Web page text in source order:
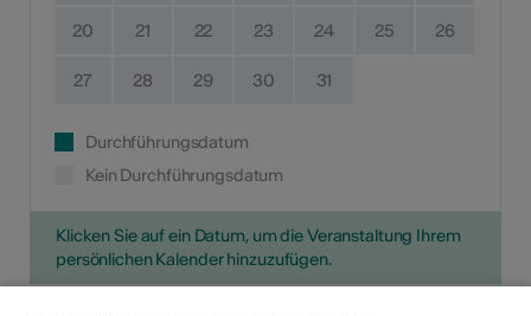
20 21 22 23 24 25 26
27 28 29 30 31
Durchführungsdatum
Kein Durchführungsdatum
Klicken Sie auf ein Datum, um die Veranstaltung Ihrem
persönlichen Kalender hinzuzufügen.